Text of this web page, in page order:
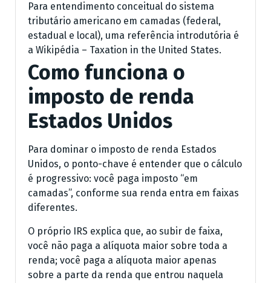
Para entendimento conceitual do sistema
tributário americano em camadas (federal,
estadual e local), uma referência introdutória é
a Wikipédia – Taxation in the United States.
Como funciona o
imposto de renda
Estados Unidos
Para dominar o imposto de renda Estados
Unidos, o ponto-chave é entender que o cálculo
é progressivo: você paga imposto “em
camadas”, conforme sua renda entra em faixas
diferentes.
O próprio IRS explica que, ao subir de faixa,
você não paga a alíquota maior sobre toda a
renda; você paga a alíquota maior apenas
sobre a parte da renda que entrou naquela